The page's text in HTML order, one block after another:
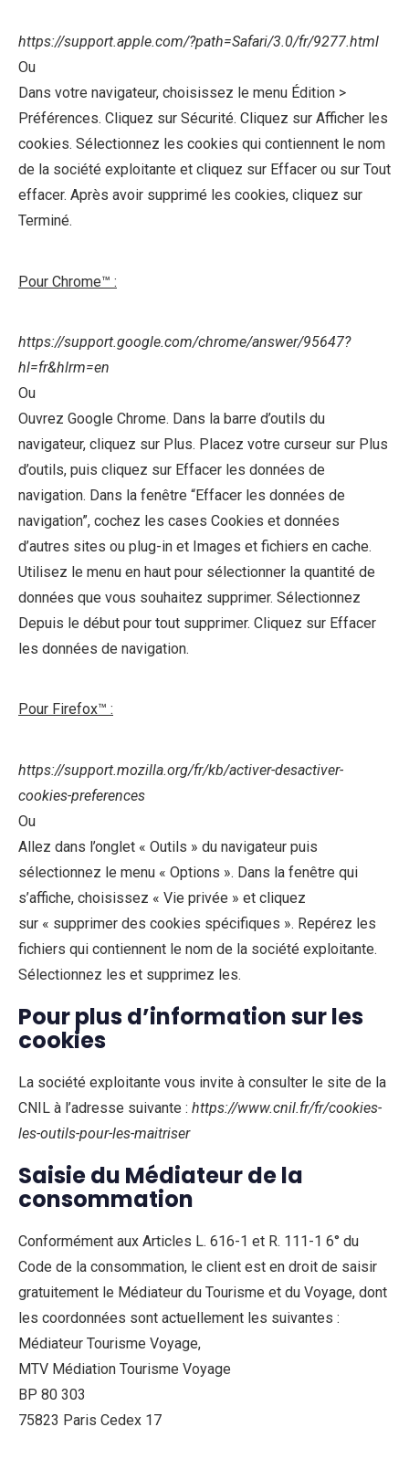
https://support.apple.com/?path=Safari/3.0/fr/9277.html
Ou
Dans votre navigateur, choisissez le menu Édition >
Préférences. Cliquez sur Sécurité. Cliquez sur Afficher les
cookies. Sélectionnez les cookies qui contiennent le nom
de la société exploitante et cliquez sur Effacer ou sur Tout
effacer. Après avoir supprimé les cookies, cliquez sur
Terminé.
Pour Chrome™ :
https://support.google.com/chrome/answer/95647?
hl=fr&hlrm=en
Ou
Ouvrez Google Chrome. Dans la barre d’outils du
navigateur, cliquez sur Plus. Placez votre curseur sur Plus
d’outils, puis cliquez sur Effacer les données de
navigation. Dans la fenêtre “Effacer les données de
navigation”, cochez les cases Cookies et données
d’autres sites ou plug-in et Images et fichiers en cache.
Utilisez le menu en haut pour sélectionner la quantité de
données que vous souhaitez supprimer. Sélectionnez
Depuis le début pour tout supprimer. Cliquez sur Effacer
les données de navigation.
Pour Firefox™ :
https://support.mozilla.org/fr/kb/activer-desactiver-
cookies-preferences
Ou
Allez dans l’onglet « Outils » du navigateur puis
sélectionnez le menu « Options ». Dans la fenêtre qui
s’affiche, choisissez « Vie privée » et cliquez
sur « supprimer des cookies spécifiques ». Repérez les
fichiers qui contiennent le nom de la société exploitante.
Sélectionnez les et supprimez les.
Pour plus d’information sur les
cookies
La société exploitante vous invite à consulter le site de la
CNIL à l’adresse suivante : https://www.cnil.fr/fr/cookies-
les-outils-pour-les-maitriser
Saisie du Médiateur de la
consommation
Conformément aux Articles L. 616-1 et R. 111-1 6° du
Code de la consommation, le client est en droit de saisir
gratuitement le Médiateur du Tourisme et du Voyage, dont
les coordonnées sont actuellement les suivantes :
Médiateur Tourisme Voyage,
MTV Médiation Tourisme Voyage
BP 80 303
75823 Paris Cedex 17